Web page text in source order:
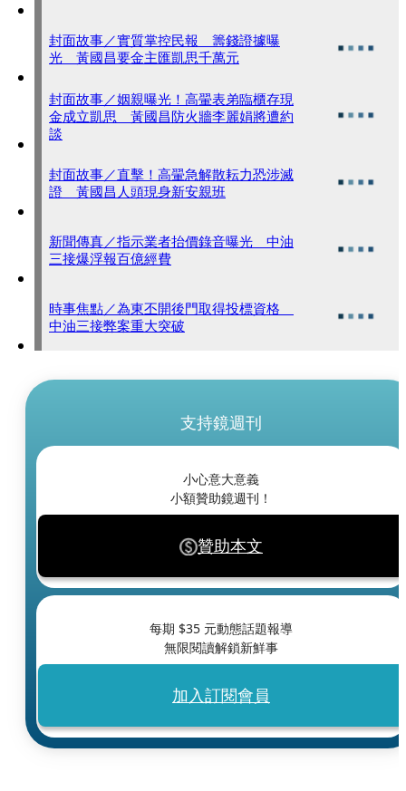
封面故事／實質掌控民報 籌錢證據曝
光 黃國昌要金主匯凱思千萬元
封面故事／姻親曝光！高翬表弟臨櫃存現
金成立凱思 黃國昌防火牆李麗娟將遭約
談
封面故事／直擊！高翬急解散耘力恐涉滅
證 黃國昌人頭現身新安親班
新聞傳真／指示業者抬價錄音曝光 中油
三接爆浮報百億經費
時事焦點／為東丕開後門取得投標資格
中油三接弊案重大突破
支持鏡週刊
小心意大意義
小額贊助鏡週刊！
贊助本文
每期 $35 元動態話題報導
無限閱讀解鎖新鮮事
加入訂閱會員